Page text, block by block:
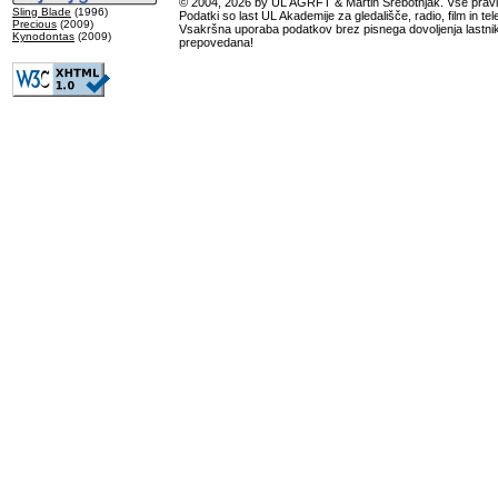
Sling Blade (1996)
Precious (2009)
Kynodontas (2009)
Podatki so last UL Akademije za gledališče, radio, film in
Vsakršna uporaba podatkov brez pisnega dovoljenja
prepovedana!